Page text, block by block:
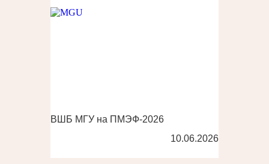
ВШБ МГУ на ПМЭФ-2026
10.06.2026